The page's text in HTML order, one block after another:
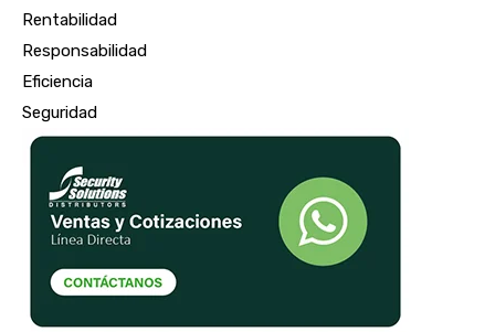
Rentabilidad
Responsabilidad
Eficiencia
Seguridad